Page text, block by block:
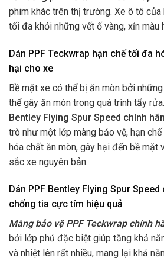
phim khác trên thị trường. Xe ô tô
tối đa khỏi những vết ố vàng, xỉn màu
Dán PPF Teckwrap hạn chế tối đa
hại cho xe
Bề mặt xe có thể bị ăn mòn bởi
thể gây ăn mòn trong quá trình tẩy
Bentley Flying Spur Speed chính
trò như một lớp màng bảo vệ, hạn
hóa chất ăn mòn, gây hại đến bề mặt
sắc xe nguyên bản.
Dán PPF Bentley Flying Spur
chống tia cực tím hiệu quả
Màng bảo vệ PPF Teckwrap chính
bởi lớp phủ đặc biệt giúp tăng khả
và nhiệt lên rất nhiều, mang lại khả